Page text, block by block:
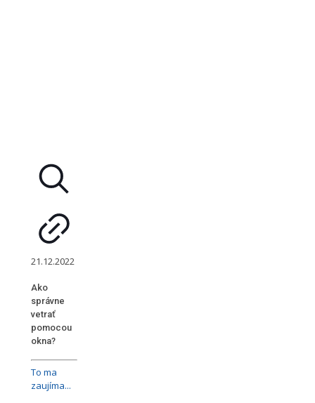
21.12.2022
Ako
správne
vetrať
pomocou
okna?
To ma
zaujíma...